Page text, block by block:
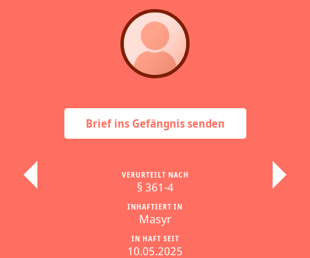
Brief ins Gefängnis senden
IN HAFT SEIT
10.05.2025
INHAFTIERT IN
Masyr
VERURTEILT NACH
§ 361-4